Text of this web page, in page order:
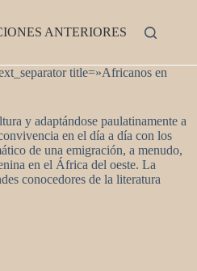
ANTERIORES
title=»Africanos en
y adaptándose paulatinamente a
en el día a día con los
de una emigración, a menudo,
en el África del oeste. La
conocedores de la literatura